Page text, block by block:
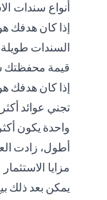
أنواع سندات
إذا كان هدفك
السندات طويلة
قيمة محفظتك
تجني عوائد
أطول، زادت
مزايا
يمكن بعد ذلك